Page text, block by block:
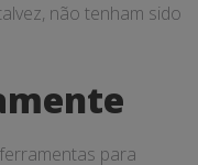
não tenham sido
para